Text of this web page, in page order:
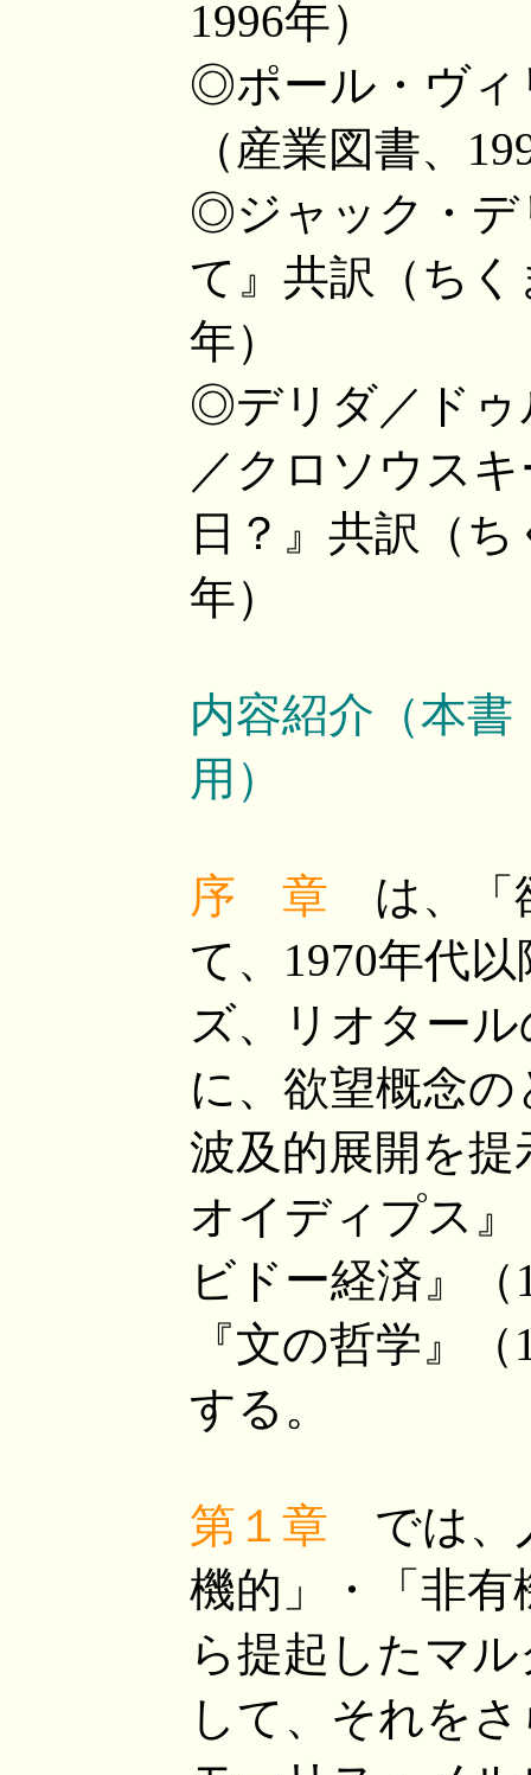
1996年）
◎ポール・ヴィ
（産業図書、
◎ジャック・デ
て』共訳（ちく
年）
◎デリダ／ドゥ
／クロソウス
日？』共訳（
年）
内容紹介（本
用）
序 章 は、「
て、1970年代
ズ、リオター
に、欲望概念
波及的展開を
オイディプス
ビドー経済』
『文の哲学』
する。
第１章 では、
機的」・「非
ら提起したマ
して、それを